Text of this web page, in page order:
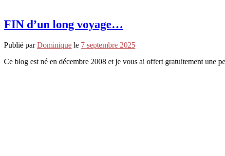
FIN d’un long voyage…
Publié parDominique le 7 septembre 2025
Ce blog est né en décembre 2008 et je vous ai offert gratuitement une